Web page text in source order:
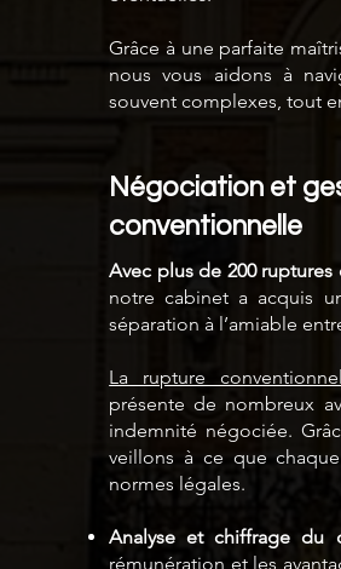
Grâce à une parfaite
nous vous aidons à
souvent complexes, tout
Négociation et
conventionnelle
Avec plus de 200
notre cabinet a acquis
séparation à l’amiable
La rupture
présente de nombreux
indemnité négociée.
veillons à ce que
normes légales.
Analyse et chiffrage du
rémunération et les